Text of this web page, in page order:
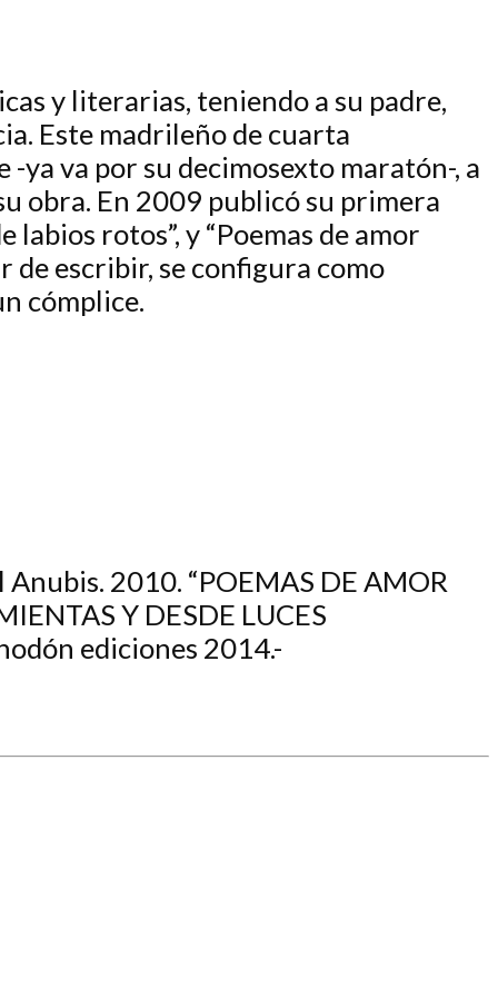
y literarias, teniendo a su padre,
Este madrileño de cuarta
va por su decimosexto maratón-, a
obra. En 2009 publicó su primera
labios rotos”, y “Poemas de amor
de escribir, se configura como
cómplice.
Anubis. 2010. “POEMAS DE AMOR
Y DESDE LUCES
ediciones 2014.-